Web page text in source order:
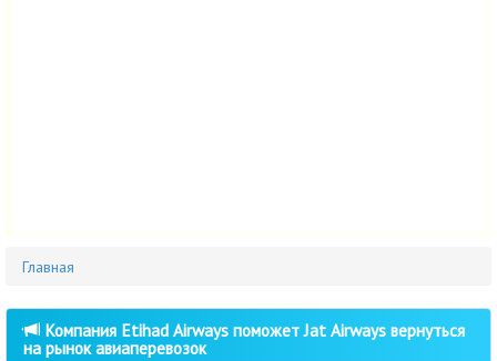
Главная
Компания Etihad Airways поможет Jat Airways вернуться
на рынок авиаперевозок